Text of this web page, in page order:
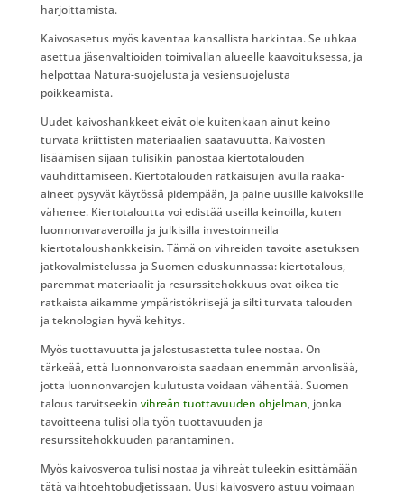
harjoittamista.
Kaivosasetus myös kaventaa kansallista harkintaa. Se uhkaa
asettua jäsenvaltioiden toimivallan alueelle kaavoituksessa, ja
helpottaa Natura-suojelusta ja vesiensuojelusta
poikkeamista.
Uudet kaivoshankkeet eivät ole kuitenkaan ainut keino
turvata kriittisten materiaalien saatavuutta. Kaivosten
lisäämisen sijaan tulisikin panostaa kiertotalouden
vauhdittamiseen. Kiertotalouden ratkaisujen avulla raaka-
aineet pysyvät käytössä pidempään, ja paine uusille kaivoksille
vähenee. Kiertotaloutta voi edistää useilla keinoilla, kuten
luonnonvaraveroilla ja julkisilla investoinneilla
kiertotaloushankkeisin. Tämä on vihreiden tavoite asetuksen
jatkovalmistelussa ja Suomen eduskunnassa: kiertotalous,
paremmat materiaalit ja resurssitehokkuus ovat oikea tie
ratkaista aikamme ympäristökriisejä ja silti turvata talouden
ja teknologian hyvä kehitys.
Myös tuottavuutta ja jalostusastetta tulee nostaa. On
tärkeää, että luonnonvaroista saadaan enemmän arvonlisää,
jotta luonnonvarojen kulutusta voidaan vähentää. Suomen
talous tarvitseekin vihreän tuottavuuden ohjelman, jonka
tavoitteena tulisi olla työn tuottavuuden ja
resurssitehokkuuden parantaminen.
Myös kaivosveroa tulisi nostaa ja vihreät tuleekin esittämään
tätä vaihtoehtobudjetissaan. Uusi kaivosvero astuu voimaan